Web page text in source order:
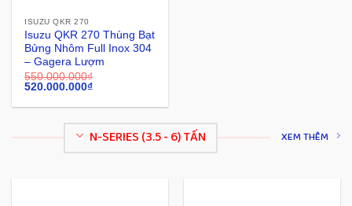
ISUZU QKR 270
Isuzu QKR 270 Thùng Bạt
Bửng Nhôm Full Inox 304
– Gagera Lượm
550.000.000₫
520.000.000₫
N-SERIES (3.5 - 6) TẤN XEM THÊM